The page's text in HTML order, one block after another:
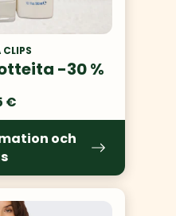
-30 %
€
och